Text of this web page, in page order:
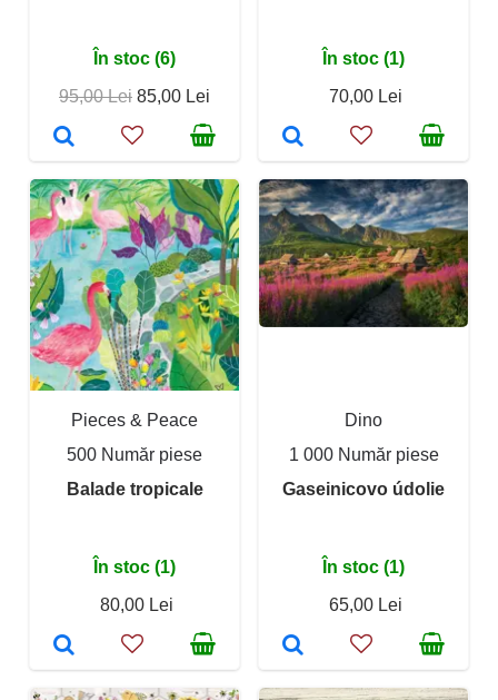
În stoc (6)
95,00 Lei 85,00 Lei
În stoc (1)
70,00 Lei
Pieces & Peace
500 Număr piese
Balade tropicale
În stoc (1)
80,00 Lei
Dino
1 000 Număr piese
Gaseinicovo údolie
În stoc (1)
65,00 Lei